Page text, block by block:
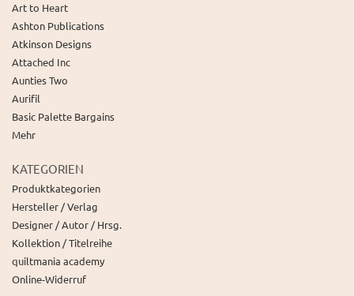
Art to Heart
Ashton Publications
Atkinson Designs
Attached Inc
Aunties Two
Aurifil
Basic Palette Bargains
Mehr
KATEGORIEN
Produktkategorien
Hersteller / Verlag
Designer / Autor / Hrsg.
Kollektion / Titelreihe
quiltmania academy
Online-Widerruf